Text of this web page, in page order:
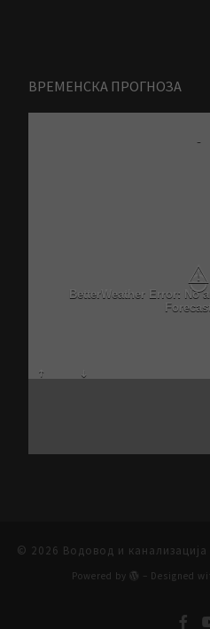
ВРЕМЕНСКА ПРОГНОЗА
-
⚠
BetterWeather Error: No
© 2026 Водовод и
Powered by – Designed